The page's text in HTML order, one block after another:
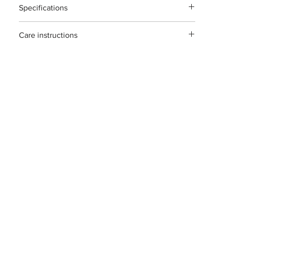
刃先約５ミリ
付属：刃研保証書（１回無料券）
ご自分で刃を研ぎ直される場合は専用の砥石・シャープ
ナーをお使い頂くようお願いします。 ※鋏に適した砥
石も販売しております。
The T8PS Ikebana shears are designed for general
garden use. ideal for pruning branches,roses,flower and
each piece is hand forged and sharpened using
Specifications
Size : 165mm
Care instructions